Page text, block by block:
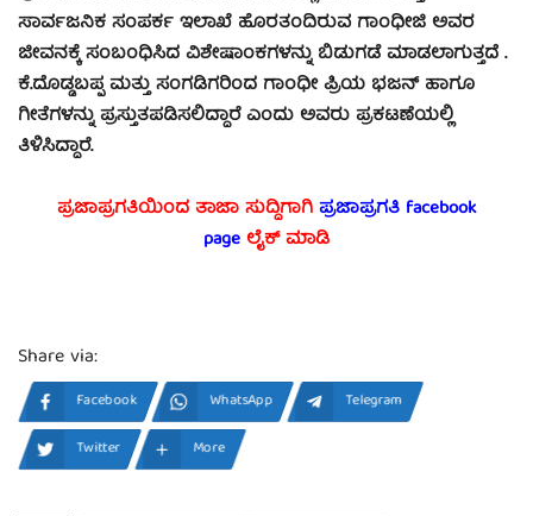
ಸಾರ್ವಜನಿಕ ಸಂಪರ್ಕ ಇಲಾಖೆ ಹೊರತಂದಿರುವ ಗಾಂಧೀಜಿ ಅವರ
ಜೀವನಕ್ಕೆ ಸಂಬಂಧಿಸಿದ ವಿಶೇಷಾಂಕಗಳನ್ನು ಬಿಡುಗಡೆ ಮಾಡಲಾಗುತ್ತದೆ .
ಕೆ.ದೊಡ್ಡಬಪ್ಪ ಮತ್ತು ಸಂಗಡಿಗರಿಂದ ಗಾಂಧೀ ಪ್ರಿಯ ಭಜನ್ ಹಾಗೂ
ಗೀತೆಗಳನ್ನು ಪ್ರಸ್ತುತಪಡಿಸಲಿದ್ದಾರೆ ಎಂದು ಅವರು ಪ್ರಕಟಣೆಯಲ್ಲಿ
ತಿಳಿಸಿದ್ದಾರೆ.
ಪ್ರಜಾಪ್ರಗತಿಯಿಂದ ತಾಜಾ ಸುದ್ದಿಗಾಗಿಪ್ರಜಾಪ್ರಗತಿ facebook
page ಲೈಕ್ ಮಾಡಿ
Share via:
Facebook WhatsApp
Telegram
Twitter
More